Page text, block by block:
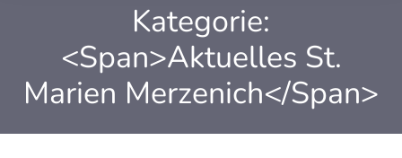
Kategorie:
<span>Aktuelles St.
Marien Merzenich</span>